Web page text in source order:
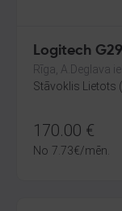
Logitech G29
Rīga, A.Deglava
Stāvoklis Lietots
170.00 €
No 7.73€/mēn.